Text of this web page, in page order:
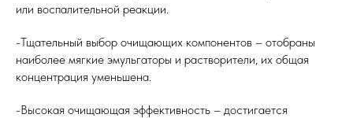
или воспалительной реакции.
-Тщательный выбор очищающих компонентов – отобраны
наиболее мягкие эмульгаторы и растворители, их общая
концентрация уменьшена.
-Высокая очищающая эффективность – достигается